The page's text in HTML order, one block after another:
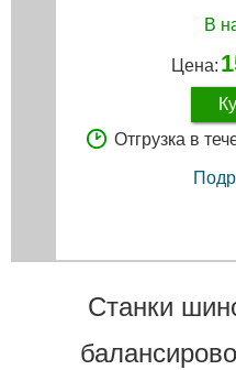
В
Цена:
Отгрузка в
Станки